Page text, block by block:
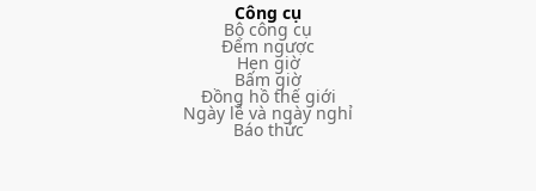
Công cụ
Bộ công cụ
Đếm ngược
Hẹn giờ
Bấm giờ
Đồng hồ thế giới
Ngày lễ và ngày nghỉ
Báo thức